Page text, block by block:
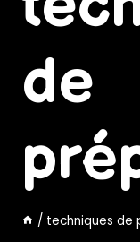
de
/ techniques de